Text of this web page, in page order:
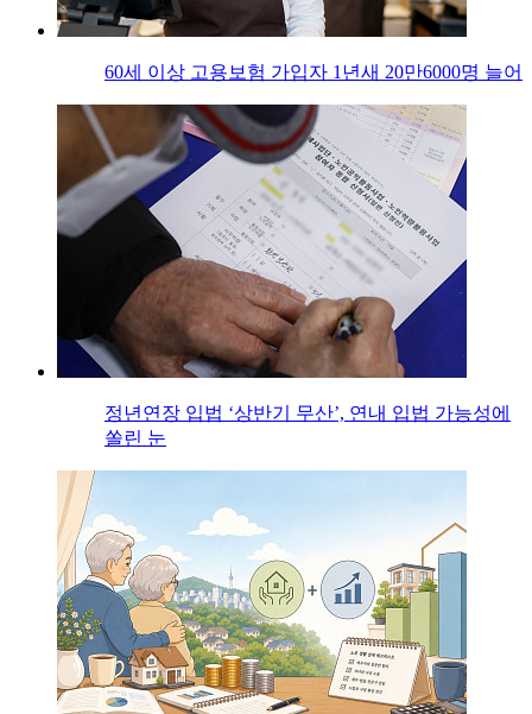
60세 이상 고용보험 가입자 1년새 20만6000명 늘어
정년연장 입법 ‘상반기 무산’, 연내 입법 가능성에
쏠린 눈